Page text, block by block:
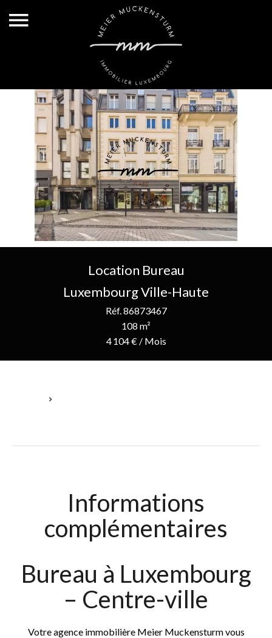
Location Bureau
Luxembourg Ville-Haute
Réf. 86873467
108 m²
4 104 € / Mois
Informations
complémentaires
Bureau à Luxembourg
– Centre-ville
Votre agence immobilière Meier Muckensturm vous